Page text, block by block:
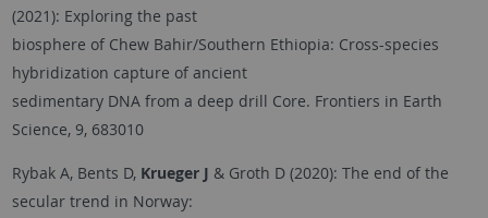
(2021): Exploring the past
biosphere of Chew Bahir/Southern Ethiopia: Cross-species
hybridization capture of ancient
sedimentary DNA from a deep drill Core. Frontiers in Earth
Science, 9, 683010
Rybak A, Bents D,Krueger J & Groth D (2020): The end of the
secular trend in Norway: